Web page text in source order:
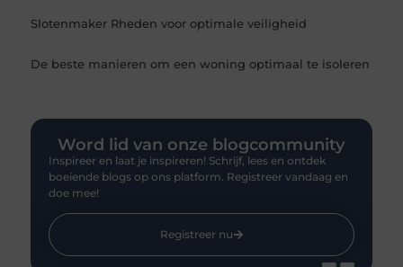
Slotenmaker Rheden voor optimale veiligheid
De beste manieren om een woning optimaal te isoleren
Word lid van onze blogcommunity
Inspireer en laat je inspireren! Schrijf, lees en ontdek
boeiende blogs op ons platform. Registreer vandaag en
doe mee!
Registreer nu